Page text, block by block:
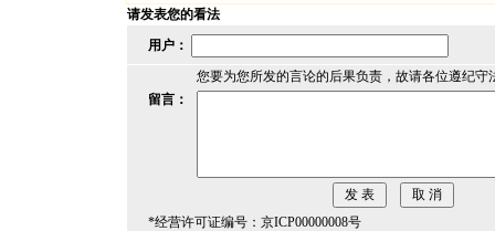
请发表您的看法
用户：
您要为您所发的言论的后果负责，故请各位遵纪守
留言：
*经营许可证编号：京ICP00000008号